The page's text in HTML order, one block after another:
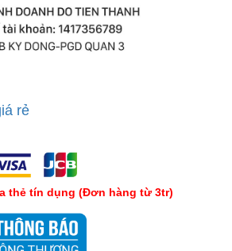
rẻ
thẻ tín dụng (Đơn hàng từ 3tr)